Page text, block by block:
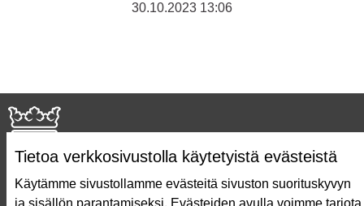
Tietoa verkkosivustolla käytetyistä evästeistä
Käytämme sivustollamme evästeitä sivuston suorituskyvyn
30.10.2023 13:06